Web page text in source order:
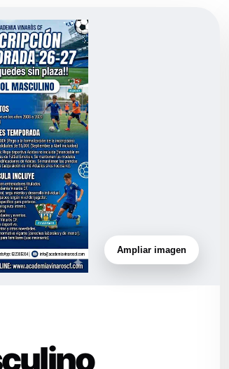
Ampliar imagen